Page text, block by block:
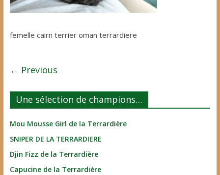
femelle cairn terrier oman terrardiere
← Previous
Une sélection de champions…
Mou Mousse Girl de la Terrardière
SNIPER DE LA TERRARDIERE
Djin Fizz de la Terrardière
Capucine de la Terrardière